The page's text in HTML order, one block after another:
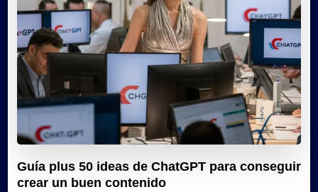
Guía plus 50 ideas de ChatGPT para conseguir
crear un buen contenido